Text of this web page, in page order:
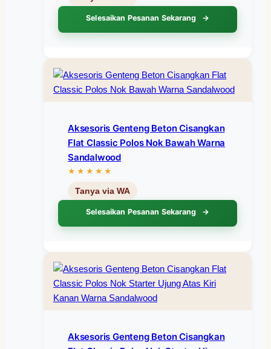
Selesaikan Pesanan Sekarang
Aksesoris Genteng Beton Cisangkan
Flat Classic Polos Nok Bawah Warna
Sandalwood
Selesaikan Pesanan Sekarang
Aksesoris Genteng Beton Cisangkan